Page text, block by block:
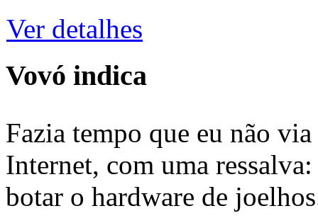
Ver detalhes
Vovó indica
Fazia tempo que eu não
Internet, com uma
botar o hardware de